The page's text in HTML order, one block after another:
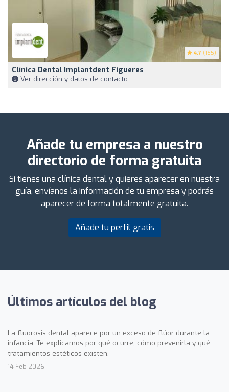
4.7 (165)
Clínica Dental Implantdent Figueres
Ver dirección y datos de contacto
Añade tu empresa a nuestro
directorio de forma gratuita
Si tienes una clínica dental y quieres aparecer en nuestra
guía, envíanos la información de tu empresa y podrás
aparecer de forma totalmente gratuita.
Añade tu perfil gratis
Últimos artículos del blog
La fluorosis dental aparece por un exceso de flúor durante la
infancia. Te explicamos por qué ocurre, cómo prevenirla y qué
tratamientos estéticos existen.
14 Feb 2026